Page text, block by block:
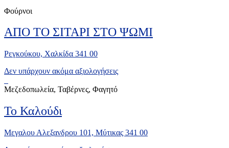
Φούρνοι
ΑΠΟ ΤΟ ΣΙΤΑΡΙ ΣΤΟ ΨΩΜΙ
Ρεγκούκου, Χαλκίδα 341 00
Δεν υπάρχουν ακόμα αξιολογήσεις
Μεζεδοπωλεία, Ταβέρνες, Φαγητό
Το Καλούδι
Μεγαλου Αλεξανδρου 101, Μύτικας 341 00